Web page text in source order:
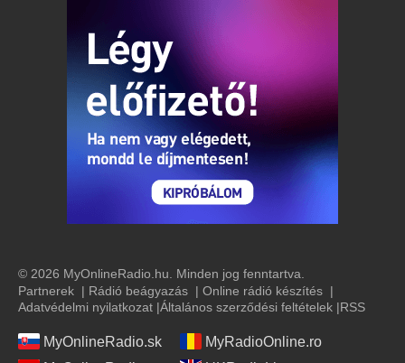
© 2026 MyOnlineRadio.hu. Minden jog fenntartva.
Partnerek | Rádió beágyazás | Online rádió készítés |
Adatvédelmi nyilatkozat |Általános szerződési feltételek |RSS
MyOnlineRadio.sk
MyRadioOnline.ro